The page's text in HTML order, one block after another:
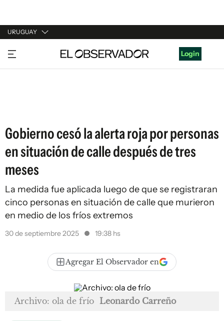
URUGUAY
URUGUAY
ARGENTINA
Login
Gobierno cesó la alerta roja por personas
en situación de calle después de tres
meses
La medida fue aplicada luego de que se registraran
cinco personas en situación de calle que murieron
en medio de los fríos extremos
30 de septiembre 2025 19:38 hs
Agregar El Observador en
Archivo: ola de frío Leonardo Carreño